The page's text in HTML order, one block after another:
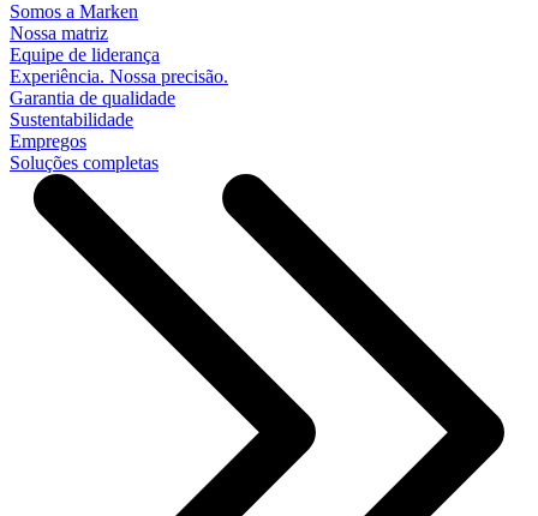
Somos a Marken
Nossa matriz
Equipe de liderança
Experiência. Nossa precisão.
Garantia de qualidade
Sustentabilidade
Empregos
Soluções completas